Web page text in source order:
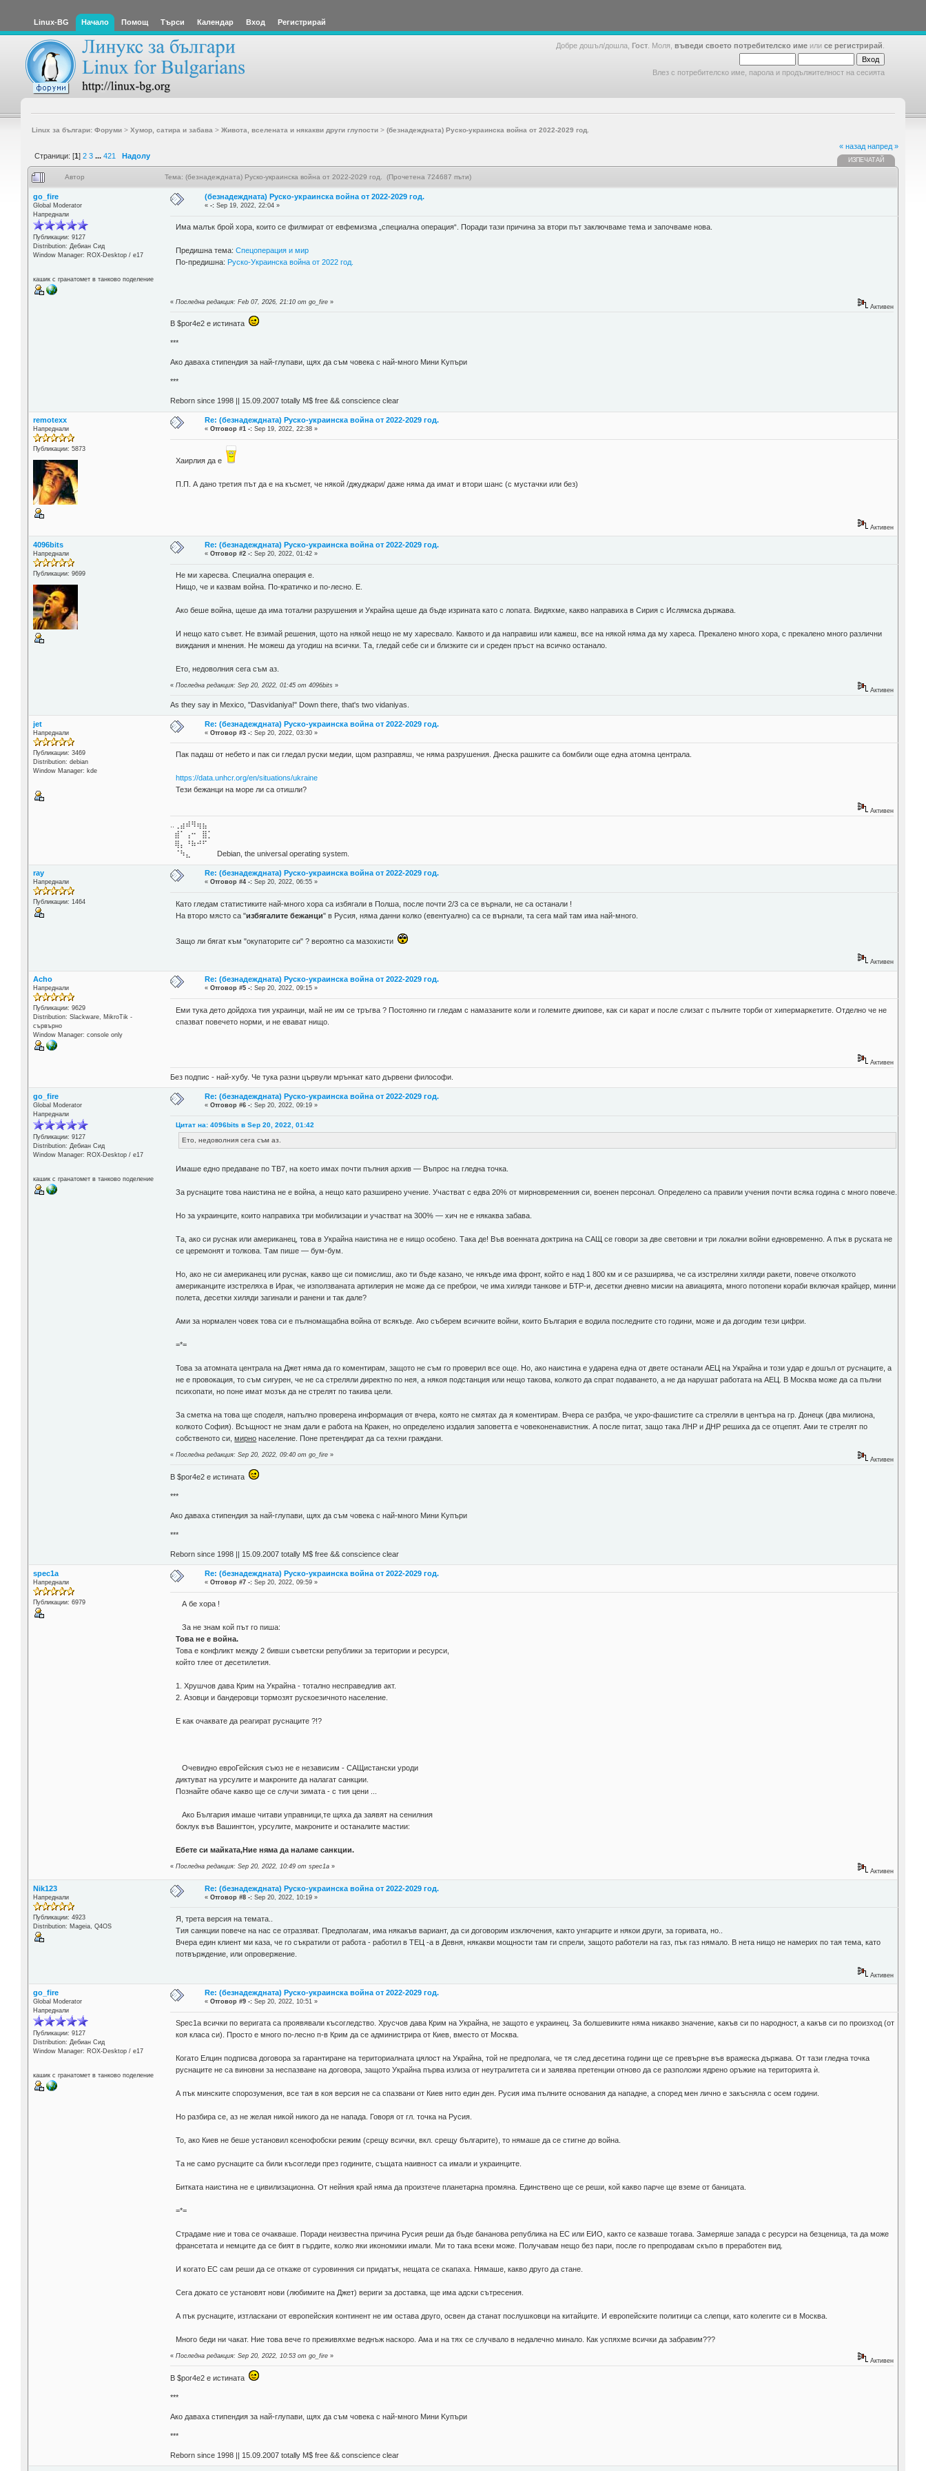
Linux-BG Начало Помощ Търси Календар Вход Регистрирай
Добре дошъл/дошла, Гост . Моля, въведи своето потребителско име или се регистрирай
Влез с потребителско име, парола и продължителност на сесията
Linux за българи: Форуми> Хумор, сатира и забава > Живота, вселената и някакви други глупости> (безнадеждната) Руско-украинска война от 2022-2029 год.
Страници: [1] 2 3 ... 421 Надолу
« назад напред »
ИЗПЕЧАТАЙ
Автор Тема: (безнадеждната) Руско-украинска война от 2022-2029 год. (Прочетена 724687 пъти)
go_fire
Global Moderator
Напреднали
Публикации: 9127
Distribution: Дебиан Сид
Window Manager: ROX-Desktop / е17
кашик с гранатомет в танково поделение
(безнадеждната) Руско-украинска война от 2022-2029 год.
«-: Sep 19, 2022, 22:04 »
Има малък брой хора, които се филмират от евфемизма „специална операция“. Поради тази причина за втори път заключваме тема и започваме нова.
Предишна тема:Спецоперация и мир
По-предишна: Руско-Украинска война от 2022 год.
«Последна редакция: Feb 07, 2026, 21:10 от go_fire »
Активен
В $por4e2 e истината
***
Aко даваха стипендия за най-глупави, щях да съм човека с най-много Mини Kупъри
***
Reborn since 1998 || 15.09.2007 totally М$ free && conscience clear
remotexx
Напреднали
Публикации: 5873
Re: (безнадеждната) Руско-украинска война от 2022-2029 год.
«Отговор #1 -: Sep 19, 2022, 22:38 »
Хаирлия да е
П.П. А дано третия път да е на късмет, че някой /джуджари/ даже няма да имат и втори шанс (с мустачки или без)
Активен
4096bits
Напреднали
Публикации: 9699
Re: (безнадеждната) Руско-украинска война от 2022-2029 год.
«Отговор #2 -: Sep 20, 2022, 01:42 »
Не ми харесва. Специална операция е.
Нищо, че и казвам война. По-кратичко и по-лесно. Е.
Ако беше война, щеше да има тотални разрушения и Украйна щеше да бъде изрината като с лопата. Видяхме, какво направиха в Сирия с Ислямска държава.
И нещо като съвет. Не взимай решения, щото на някой нещо не му харесвало. Каквото и да направиш или кажеш, все на някой няма да му хареса. Прекалено много хора, с прекалено много различни
виждания и мнения. Не можеш да угодиш на всички. Та, гледай себе си и близките си и среден пръст на всичко останало.
Ето, недоволния сега съм аз.
«Последна редакция: Sep 20, 2022, 01:45 от 4096bits »
Активен
As they say in Mexico, "Dasvidaniya!" Down there, that's two vidaniyas.
jet
Напреднали
Публикации: 3469
Distribution: debian
Window Manager: kde
Re: (безнадеждната) Руско-украинска война от 2022-2029 год.
«Отговор #3 -: Sep 20, 2022, 03:30 »
Пак падаш от небето и пак си гледал руски медии, щом разправяш, че няма разрушения. Днеска рашките са бомбили още една атомна централа.
https://data.unhcr.org/en/situations/ukraine
Тези бежанци на море ли са отишли?
Активен
..⢀⣴⠾⠻⢶⣦⠀
⣾⠁⢠⠒⠀⣿⡁
⢿⡄⠘⠷⠚⠋
⠈⠳⣄⠀⠀⠀⠀ Debian, the universal operating system.
ray
Напреднали
Публикации: 1464
Re: (безнадеждната) Руско-украинска война от 2022-2029 год.
«Отговор #4 -: Sep 20, 2022, 06:55 »
Като гледам статистиките най-много хора са избягали в Полша, после почти 2/3 са се върнали, не са останали !
На второ място са "избягалите бежанци" в Русия, няма данни колко (евентуално) са се върнали, та сега май там има най-много.
Защо ли бягат към "окупаторите си" ? вероятно са мазохисти
Активен
Acho
Напреднали
Публикации: 9629
Distribution: Slackware, MikroTik -
сървърно
Window Manager: console only
Re: (безнадеждната) Руско-украинска война от 2022-2029 год.
«Отговор #5 -: Sep 20, 2022, 09:15 »
Еми тука дето дойдоха тия украинци, май не им се тръгва ? Постоянно ги гледам с намазаните коли и големите джипове, как си карат и после слизат с пълните торби от хипермаркетите. Отделно че не
спазват повечето норми, и не евават нищо.
Активен
Без подпис - най-хубу. Че тука разни цървули мрънкат като дървени философи.
go_fire
Global Moderator
Напреднали
Публикации: 9127
Distribution: Дебиан Сид
Window Manager: ROX-Desktop / е17
кашик с гранатомет в танково поделение
Re: (безнадеждната) Руско-украинска война от 2022-2029 год.
«Отговор #6 -: Sep 20, 2022, 09:19 »
Цитат на: 4096bits в Sep 20, 2022, 01:42
Ето, недоволния сега съм аз.
Имаше едно предаване по ТВ7, на което имах почти пълния архив — Въпрос на гледна точка.
За руснаците това наистина не е война, а нещо като разширено учение. Участват с едва 20% от мирновременния си, военен персонал. Определено са правили учения почти всяка година с много повече.
Но за украинците, които направиха три мобилизации и участват на 300% — хич не е някаква забава.
Та, ако си руснак или американец, това в Украйна наистина не е нищо особено. Така де! Във военната доктрина на САЩ се говори за две световни и три локални войни едновременно. А пък в руската не
се церемонят и толкова. Там пише — бум-бум.
Но, ако не си американец или руснак, какво ще си помислиш, ако ти бъде казано, че някъде има фронт, който е над 1 800 км и се разширява, че са изстреляни хиляди ракети, повече отколкото
американците изстреляха в Ирак, че използваната артилерия не може да се преброи, че има хиляди танкове и БТР-и, десетки дневно мисии на авиацията, много потопени кораби включая крайцер, минни
полета, десетки хиляди загинали и ранени и так дале?
Ами за нормален човек това си е пълномащабна война от всякъде. Ако съберем всичките войни, които България е водила последните сто години, може и да догодим тези цифри.
=*=
Това за атомната централа на Джет няма да го коментирам, защото не съм го проверил все още. Но, ако наистина е ударена една от двете останали АЕЦ на Украйна и този удар е дошъл от руснаците, а
не е провокация, то съм сигурен, че не са стреляли директно по нея, а някоя подстанция или нещо такова, колкото да спрат подаването, а не да нарушат работата на АЕЦ. В Москва може да са пълни
психопати, но поне имат мозък да не стрелят по такива цели.
За сметка на това ще споделя, напълно проверена информация от вчера, която не смятах да я коментирам. Вчера се разбра, че укро-фашистите са стреляли в центъра на гр. Донецк (два милиона,
колкото София). Всъщност не знам дали е работа на Кракен, но определено издалия заповетта е човеконенавистник. А после питат, защо така ЛНР и ДНР решиха да се отцепят. Ами те стрелят по
собственото си,мирно население. Поне претендират да са техни граждани.
«Последна редакция: Sep 20, 2022, 09:40 от go_fire »
Активен
В $por4e2 e истината
***
Aко даваха стипендия за най-глупави, щях да съм човека с най-много Mини Kупъри
***
Reborn since 1998 || 15.09.2007 totally М$ free && conscience clear
spec1a
Напреднали
Публикации: 6979
Re: (безнадеждната) Руско-украинска война от 2022-2029 год.
«Отговор #7 -: Sep 20, 2022, 09:59 »
А бе хора !
За не знам кой път го пиша:
Това не е война.
Това е конфликт между 2 бивши съветски републики за територии и ресурси,
който тлее от десетилетия.
1. Хрушчов дава Крим на Украйна - тотално несправедлив акт.
2. Азовци и бандеровци тормозят рускоезичното население.
Е как oчаквате да реагират руснаците ?!?
Очевидно евроГейския съюз не е независим - САЩистански уроди
диктуват на урсулите и макроните да налагат санкции.
Познайте обаче какво ще се случи зимата - с тия цени ...
Ако България имаше читави управници,те щяха да заявят на сенилния
боклук във Вашингтон, урсулите, макроните и останалите мастии:
Ебете си майката,Ние няма да наламе санкции.
«Последна редакция: Sep 20, 2022, 10:49 от spec1a »
Активен
Nik123
Напреднали
Публикации: 4923
Distribution: Mageia, Q4OS
Re: (безнадеждната) Руско-украинска война от 2022-2029 год.
«Отговор #8 -: Sep 20, 2022, 10:19 »
Я, трета версия на темата..
Тия санкции повече на нас се отразяват. Предполагам, има някакъв вариант, да си договорим изключения, както унгарците и някои други, за горивата, но..
Вчера един клиент ми каза, че го съкратили от работа - работил в ТЕЦ -а в Девня, някакви мощности там ги спрели, защото работели на газ, пък газ нямало. В нета нищо не намерих по тая тема, като
потвърждение, или опровержение.
Активен
go_fire
Global Moderator
Напреднали
Публикации: 9127
Distribution: Дебиан Сид
Window Manager: ROX-Desktop / е17
кашик с гранатомет в танково поделение
Re: (безнадеждната) Руско-украинска война от 2022-2029 год.
«Отговор #9 -: Sep 20, 2022, 10:51 »
Spec1a всички по веригата са проявявали късогледство. Хрусчов дава Крим на Украйна, не защото е украинец. За болшевиките няма никакво значение, какъв си по народност, а какъв си по произход (от
коя класа си). Просто е много по-лесно п-в Крим да се администрира от Киев, вместо от Москва.
Когато Елцин подписва договора за гарантиране на териториалната цялост на Украйна, той не предполага, че тя след десетина години ще се превърне във вражеска държава. От тази гледна точка
руснаците не са виновни за неспазване на договора, защото Украйна първа излиза от неутралитета си и заявява претенции отново да се разположи ядрено оръжие на територията ѝ.
А пък минските спорозумения, все тая в коя версия не са спазвани от Киев нито един ден. Русия има пълните основания да нападне, а според мен лично е закъсняла с осем години.
Но разбира се, аз не желая никой никого да не напада. Говоря от гл. точка на Русия.
То, ако Киев не беше установил ксенофобски режим (срещу всички, вкл. срещу българите), то нямаше да се стигне до война.
Та не само руснаците са били късогледи през годините, същата наивност са имали и украинците.
Битката наистина не е цивилизационна. От нейния край няма да произтече планетарна промяна. Единствено ще се реши, кой какво парче ще вземе от баницата.
=*=
Страдаме ние и това се очакваше. Поради неизвестна причина Русия реши да бъде бананова република на ЕС или ЕИО, както се казваше тогава. Замеряше запада с ресурси на безценица, та да може
франсетата и немците да се бият в гърдите, колко яки икономики имали. Ми то така всеки може. Получавам нещо без пари, после го препродавам скъпо в преработен вид.
И когато ЕС сам реши да се откаже от суровинния си придатък, нещата се скапаха. Нямаше, какво друго да стане.
Сега докато се установят нови (любимите на Джет) вериги за доставка, ще има адски сътресения.
А пък руснаците, изтласкани от европейския континент не им остава друго, освен да станат послушковци на китайците. И европейските политици са слепци, като колегите си в Москва.
Много беди ни чакат. Ние това вече го преживяхме веднъж наскоро. Ама и на тях се случвало в недалечно минало. Как успяхме всички да забравим???
«Последна редакция: Sep 20, 2022, 10:53 от go_fire »
Активен
В $por4e2 e истината
***
Aко даваха стипендия за най-глупави, щях да съм човека с най-много Mини Kупъри
***
Reborn since 1998 || 15.09.2007 totally М$ free && conscience clear